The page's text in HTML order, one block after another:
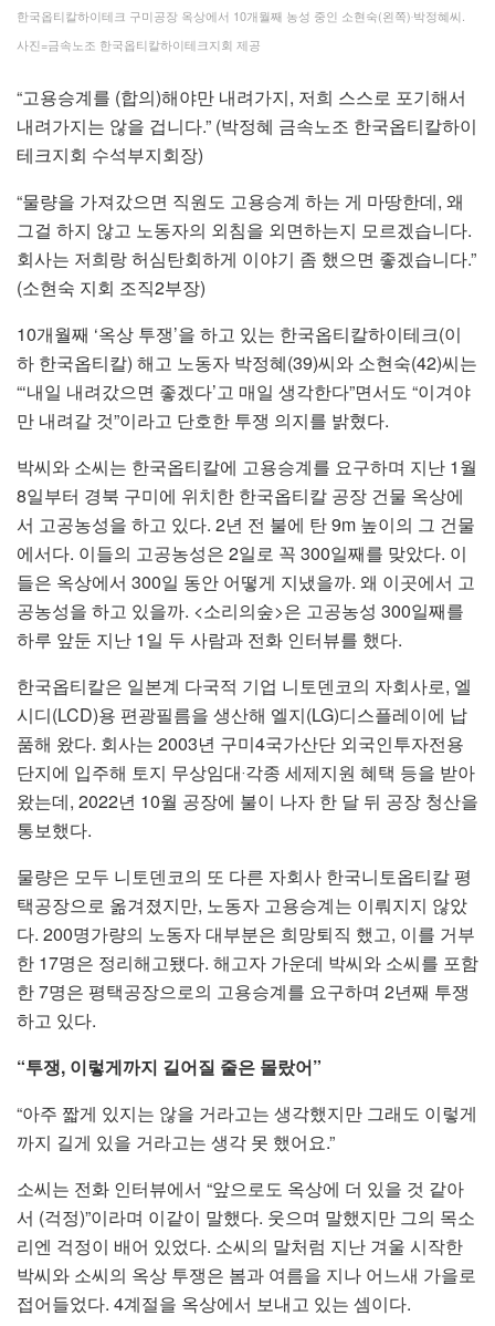
한국옵티칼하이테크 구미공장 옥상에서 10개월째 농성 중인 소현숙(왼쪽)‧박정혜씨.
사진=금속노조 한국옵티칼하이테크지회 제공
“고용승계를 (합의)해야만 내려가지, 저희 스스로 포기해서
내려가지는 않을 겁니다.” (박정혜 금속노조 한국옵티칼하이
테크지회 수석부지회장)
“물량을 가져갔으면 직원도 고용승계 하는 게 마땅한데, 왜
그걸 하지 않고 노동자의 외침을 외면하는지 모르겠습니다.
회사는 저희랑 허심탄회하게 이야기 좀 했으면 좋겠습니다.”
(소현숙 지회 조직2부장)
10개월째 ‘옥상 투쟁’을 하고 있는 한국옵티칼하이테크(이
하 한국옵티칼) 해고 노동자 박정혜(39)씨와 소현숙(42)씨는
“‘내일 내려갔으면 좋겠다’고 매일 생각한다”면서도 “이겨야
만 내려갈 것”이라고 단호한 투쟁 의지를 밝혔다.
박씨와 소씨는 한국옵티칼에 고용승계를 요구하며 지난 1월
8일부터 경북 구미에 위치한 한국옵티칼 공장 건물 옥상에
서 고공농성을 하고 있다. 2년 전 불에 탄 9m 높이의 그 건물
에서다. 이들의 고공농성은 2일로 꼭 300일째를 맞았다. 이
들은 옥상에서 300일 동안 어떻게 지냈을까. 왜 이곳에서 고
공농성을 하고 있을까. <소리의숲>은 고공농성 300일째를
하루 앞둔 지난 1일 두 사람과 전화 인터뷰를 했다.
한국옵티칼은 일본계 다국적 기업 니토덴코의 자회사로, 엘
시디(LCD)용 편광필름을 생산해 엘지(LG)디스플레이에 납
품해 왔다. 회사는 2003년 구미4국가산단 외국인투자전용
단지에 입주해 토지 무상임대‧각종 세제지원 혜택 등을 받아
왔는데, 2022년 10월 공장에 불이 나자 한 달 뒤 공장 청산을
통보했다.
물량은 모두 니토덴코의 또 다른 자회사 한국니토옵티칼 평
택공장으로 옮겨졌지만, 노동자 고용승계는 이뤄지지 않았
다. 200명가량의 노동자 대부분은 희망퇴직 했고, 이를 거부
한 17명은 정리해고됐다. 해고자 가운데 박씨와 소씨를 포함
한 7명은 평택공장으로의 고용승계를 요구하며 2년째 투쟁
하고 있다.
“투쟁, 이렇게까지 길어질 줄은 몰랐어”
“아주 짧게 있지는 않을 거라고는 생각했지만 그래도 이렇게
까지 길게 있을 거라고는 생각 못 했어요.”
소씨는 전화 인터뷰에서 “앞으로도 옥상에 더 있을 것 같아
서 (걱정)”이라며 이같이 말했다. 웃으며 말했지만 그의 목소
리엔 걱정이 배어 있었다. 소씨의 말처럼 지난 겨울 시작한
박씨와 소씨의 옥상 투쟁은 봄과 여름을 지나 어느새 가을로
접어들었다. 4계절을 옥상에서 보내고 있는 셈이다.